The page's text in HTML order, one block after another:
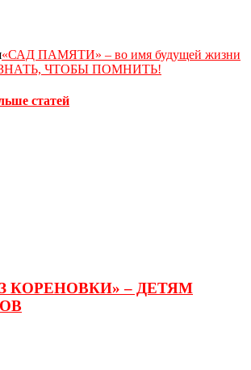
«САД ПАМЯТИ» – во имя будущей жизни
ЧТОБЫ ПОМНИТЬ!
статей
КОРЕНОВКИ» – ДЕТЯМ